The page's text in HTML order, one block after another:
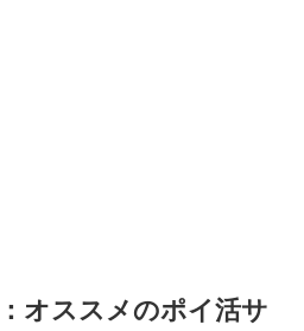
オススメのポイ活サ